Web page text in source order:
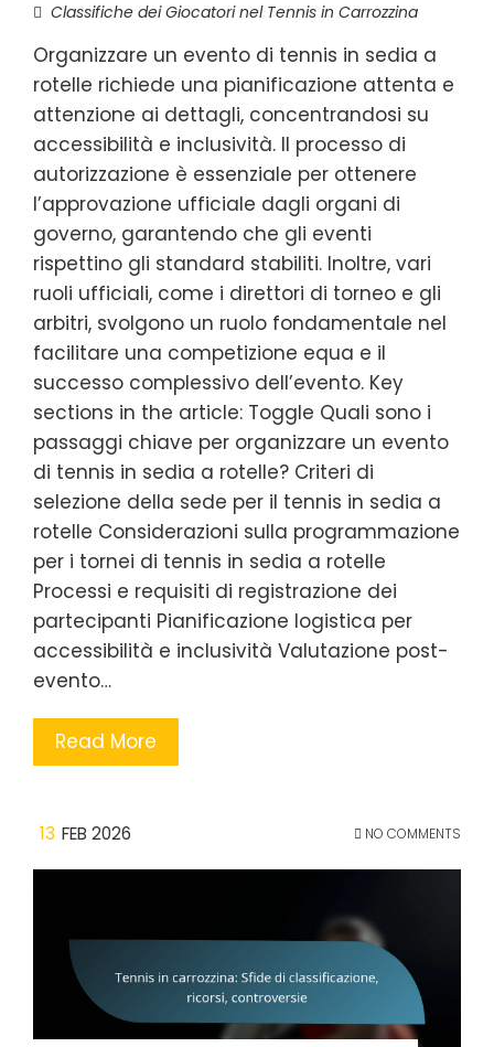
Classifiche dei Giocatori nel Tennis in Carrozzina
Organizzare un evento di tennis in sedia a
rotelle richiede una pianificazione attenta e
attenzione ai dettagli, concentrandosi su
accessibilità e inclusività. Il processo di
autorizzazione è essenziale per ottenere
l’approvazione ufficiale dagli organi di
governo, garantendo che gli eventi
rispettino gli standard stabiliti. Inoltre, vari
ruoli ufficiali, come i direttori di torneo e gli
arbitri, svolgono un ruolo fondamentale nel
facilitare una competizione equa e il
successo complessivo dell’evento. Key
sections in the article: Toggle Quali sono i
passaggi chiave per organizzare un evento
di tennis in sedia a rotelle? Criteri di
selezione della sede per il tennis in sedia a
rotelle Considerazioni sulla programmazione
per i tornei di tennis in sedia a rotelle
Processi e requisiti di registrazione dei
partecipanti Pianificazione logistica per
accessibilità e inclusività Valutazione post-
evento…
Read More
13 FEB 2026 NO COMMENTS